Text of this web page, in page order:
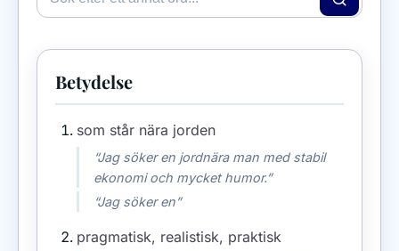
Betydelse
som står nära jorden
“Jag söker en jordnära man med stabil
ekonomi och mycket humor.”
“Jag söker en”
pragmatisk, realistisk, praktisk